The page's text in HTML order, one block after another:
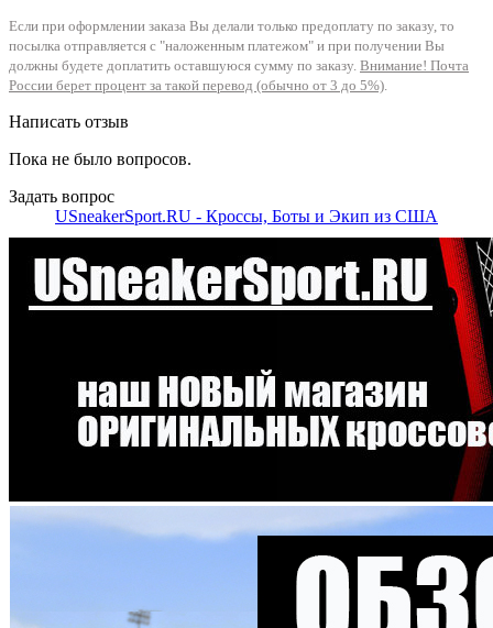
Если при оформлении заказа Вы делали только предоплату по заказу, то
посылка отправляется с "наложенным платежом" и при получении Вы
должны будете доплатить оставшуюся сумму по заказу. Внимание! Почта
России берет процент за такой перевод (обычно от 3 до 5%).
Написать отзыв
Пока не было вопросов.
Задать вопрос
USneakerSport.RU - Кроссы, Боты и Экип из США